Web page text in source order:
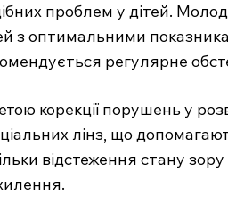
проблем у дітей.
з оптимальними
регулярне
корекції порушень у
лінз, що
відстеження стану